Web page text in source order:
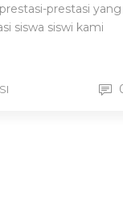
prestasi yang
siswa siswi kami